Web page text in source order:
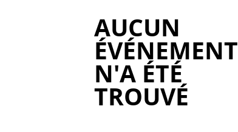
AUCUN
ÉVÉNEMENT
N'A ÉTÉ
TROUVÉ